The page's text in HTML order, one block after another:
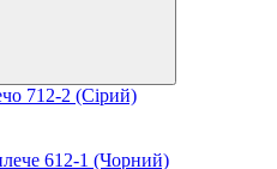
712-2 (Сірий)